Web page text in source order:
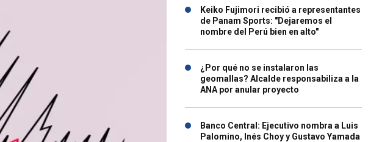
Keiko Fujimori recibió a representantes
de Panam Sports: "Dejaremos el
nombre del Perú bien en alto"
¿Por qué no se instalaron las
geomallas? Alcalde responsabiliza a la
ANA por anular proyecto
Banco Central: Ejecutivo nombra a Luis
Palomino, Inés Choy y Gustavo Yamada